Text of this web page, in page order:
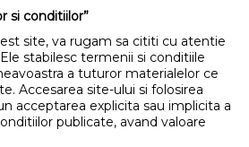
si conditiilor”
site, va rugam sa cititi cu atentie
stabilesc termenii si conditiile
a tuturor materialelor ce
Accesarea site-ului si folosirea
acceptarea explicita sau implicita a
publicate, avand valoare